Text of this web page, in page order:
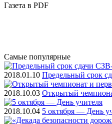
Газета в PDF
Самые популярные
2018.01.10 Предельный срок
2018.10.03 Открытый
2018.10.04 5 октября — День